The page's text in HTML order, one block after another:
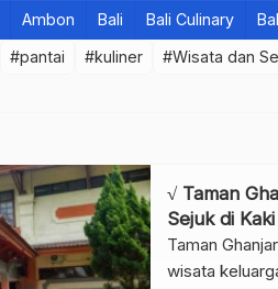
Ambon Bali Bali Culinary
#pantai #kuliner #Wisata dan
√ Taman
Sejuk di
Info Tiket
Taman
wisata